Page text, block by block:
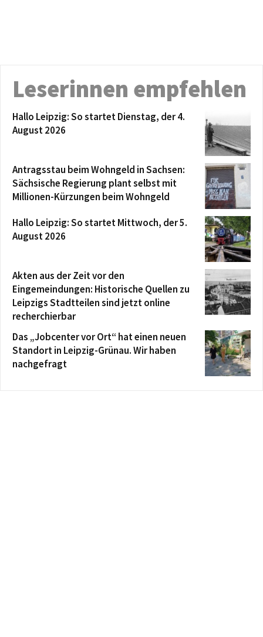
Leserinnen empfehlen
Hallo Leipzig: So startet Dienstag, der 4.
August 2026
Antragsstau beim Wohngeld in Sachsen:
Sächsische Regierung plant selbst mit
Millionen-Kürzungen beim Wohngeld
Hallo Leipzig: So startet Mittwoch, der 5.
August 2026
Akten aus der Zeit vor den
Eingemeindungen: Historische Quellen zu
Leipzigs Stadtteilen sind jetzt online
recherchierbar
Das „Jobcenter vor Ort“ hat einen neuen
Standort in Leipzig-Grünau. Wir haben
nachgefragt